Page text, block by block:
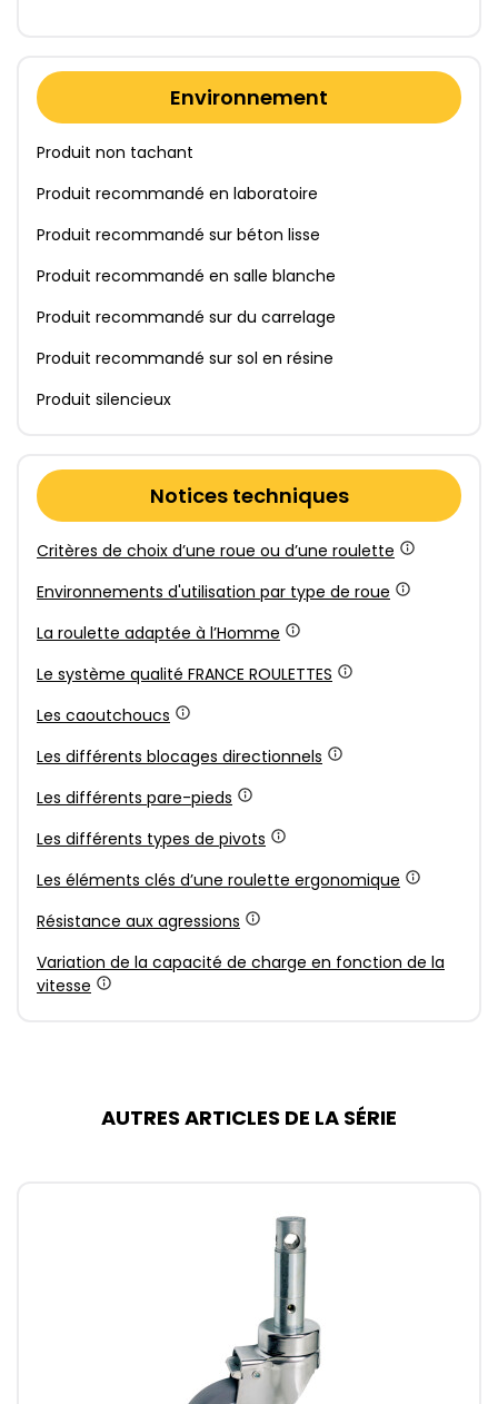
Environnement
Produit non tachant
Produit recommandé en laboratoire
Produit recommandé sur béton lisse
Produit recommandé en salle blanche
Produit recommandé sur du carrelage
Produit recommandé sur sol en résine
Produit silencieux
Notices techniques
Critères de choix d’une roue ou d’une roulette
Environnements d'utilisation par type de roue
La roulette adaptée à l’Homme
Le système qualité FRANCE ROULETTES
Les caoutchoucs
Les différents blocages directionnels
Les différents pare-pieds
Les différents types de pivots
Les éléments clés d’une roulette ergonomique
Résistance aux agressions
Variation de la capacité de charge en fonction de la
vitesse
AUTRES ARTICLES DE LA SÉRIE